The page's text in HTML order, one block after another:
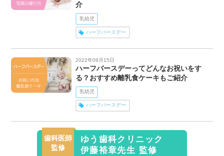
介
乳幼児
ハーフバースデー
2022年09月15日
ハーフバースデーってどんなお祝いをす
る？おすすめ離乳食ケーキもご紹介
乳幼児
ハーフバースデー
歯科医師
監修
ゆう歯科クリニック
伊藤裕章先生 監修